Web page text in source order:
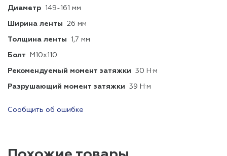
Диаметр 149-161 мм
Ширина ленты 26 мм
Толщина ленты 1,7 мм
Болт М10х110
Рекомендуемый момент затяжки 30 Н·м
Разрушающий момент затяжки 39 Н·м
Сообщить об ошибке